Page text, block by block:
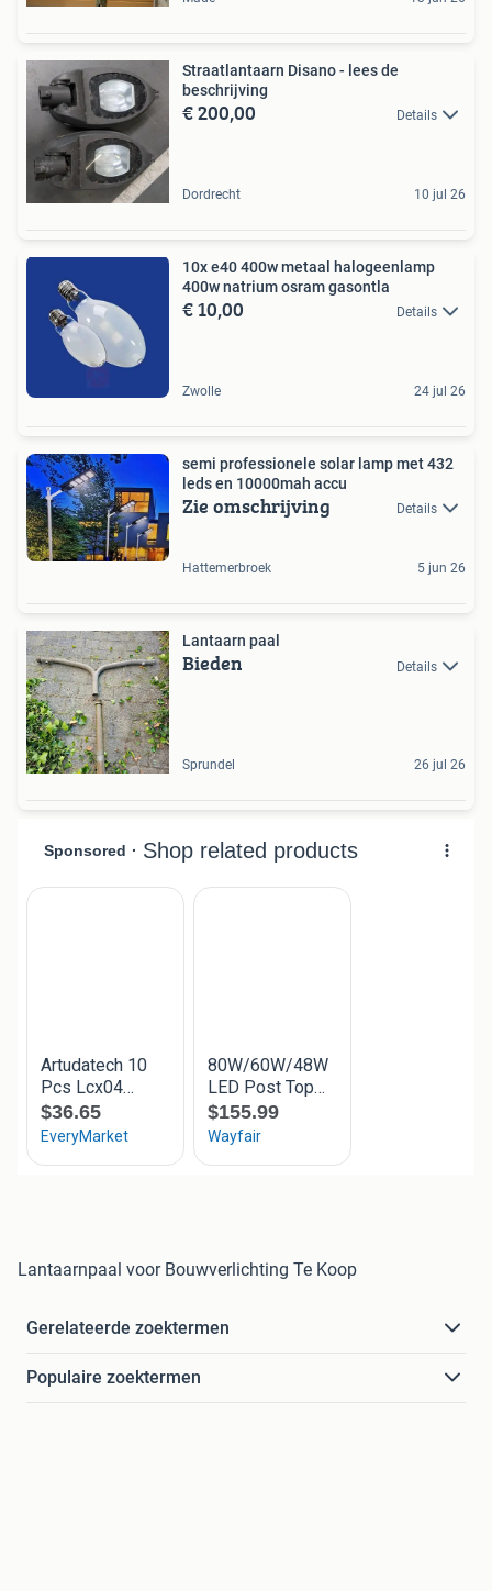
Straatlantaarn Disano - lees de
beschrijving
€ 200,00 Details
Dordrecht 10 jul 26
10x e40 400w metaal halogeenlamp
400w natrium osram gasontla
€ 10,00 Details
Zwolle 24 jul 26
semi professionele solar lamp met 432
leds en 10000mah accu
Zie omschrijving Details
Hattemerbroek 5 jun 26
Lantaarn paal
Bieden Details
Sprundel 26 jul 26
Lantaarnpaal voor Bouwverlichting Te Koop
Gerelateerde zoektermen
Populaire zoektermen